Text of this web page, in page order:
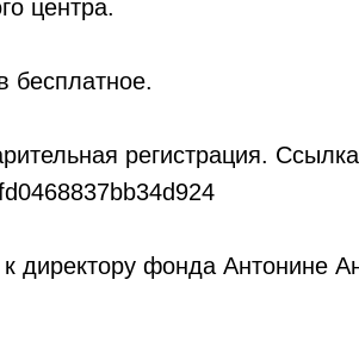
центра.
бесплатное.
регистрация.
директору фонда Антонине